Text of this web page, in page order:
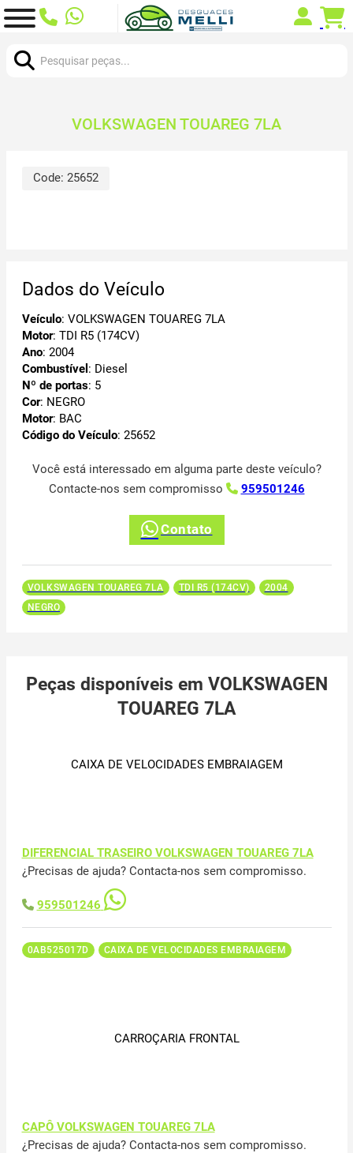
VOLKSWAGEN TOUAREG 7LA
Code: 25652
Dados do Veículo
Veículo: VOLKSWAGEN TOUAREG 7LA
Motor: TDI R5 (174CV)
Ano: 2004
Combustível : Diesel
Nº de portas: 5
Cor: NEGRO
Motor: BAC
Código do Veículo: 25652
Você está interessado em alguma parte deste veículo?
Contacte-nos sem compromisso
959501246
Contato
VOLKSWAGEN TOUAREG 7LA TDI R5 (174CV)
2004
NEGRO
Peças disponíveis em VOLKSWAGEN
TOUAREG 7LA
CAIXA DE VELOCIDADES EMBRAIAGEM
DIFERENCIAL TRASEIRO VOLKSWAGEN TOUAREG 7LA
¿Precisas de ajuda? Contacta-nos sem compromisso.
959501246
0AB525017D CAIXA DE VELOCIDADES EMBRAIAGEM
CARROÇARIA FRONTAL
CAPÔ VOLKSWAGEN TOUAREG 7LA
¿Precisas de ajuda? Contacta-nos sem compromisso.